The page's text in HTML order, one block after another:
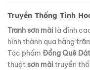
Truyền Thống Tinh
Tranh sơn mài là đỉnh
hình thành qua hàng
Tác phẩm Đồng Quê
thuậtsơn màitruyền